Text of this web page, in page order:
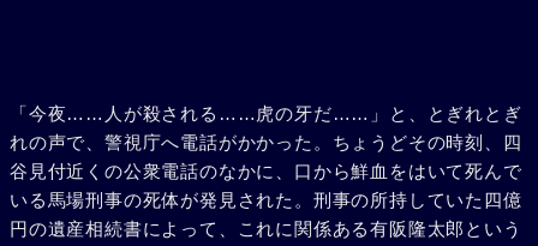
「今夜……人が殺される……虎の牙だ……」と、とぎれとぎ
れの声で、警視庁へ電話がかかった。ちょうどその時刻、四
谷見付近くの公衆電話のなかに、口から鮮血をはいて死んで
いる馬場刑事の死体が発見された。刑事の所持していた四億
円の遺産相続書によって、これに関係ある有阪隆太郎という